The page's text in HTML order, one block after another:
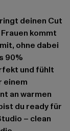
deinen Cut
kommt
ohne dabei
90%
und fühlt
einem
an warmen
du ready für
– clean